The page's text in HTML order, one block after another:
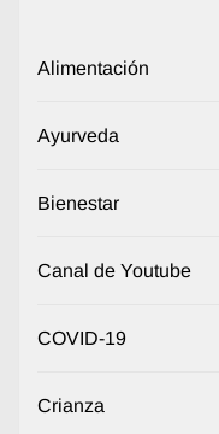
Alimentación
Ayurveda
Bienestar
Canal de Youtube
COVID-19
Crianza